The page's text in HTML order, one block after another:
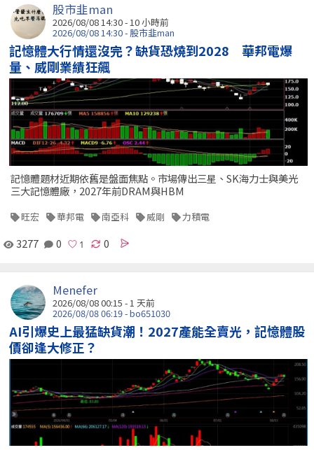
股市韭man
2026/08/08 14:30 -10 小時前
2026/08/08 14:30 - 股市韭man
記憶體大行情還沒完？缺貨恐燒到2028 華邦電爆
量、威剛業績狂飆
記憶體題材近期依舊是盤面焦點。市場傳出三星、SK海力士與美光
三大記憶體廠，2027年前DRAM與HBM
旺宏 華邦電 南亞科 威剛 力積電
3277 0 0
Menefer
2026/08/08 00:15 - 1 天前
2026/08/08 06:19 - bo651030
AI引爆史上最猛缺貨潮！2027產能全賣光，記憶體股
價卻逢大修正？